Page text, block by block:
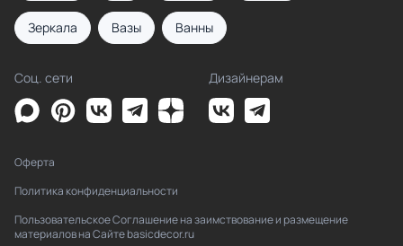
Зеркала Вазы Ванны
Соц. сети Дизайнерам
Оферта
Политика конфиденциальности
Пользовательское Соглашение на заимствование и размещение
материалов на Сайте basicdecor.ru